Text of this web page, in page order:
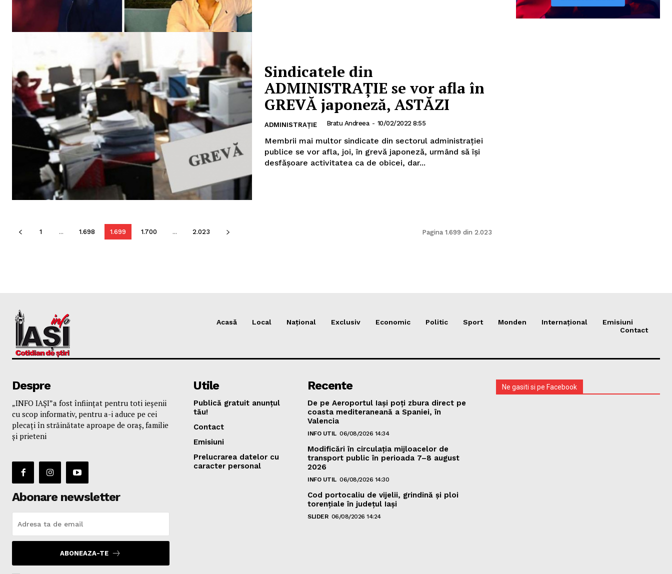
Sindicatele din
ADMINISTRAȚIE se vor afla în
GREVĂ japoneză, ASTĂZI
ADMINISTRAȚIE Bratu Andreea - 10/02/2022 8:55
Membrii mai multor sindicate din sectorul administraţiei
publice se vor afla, joi, în grevă japoneză, urmând să îşi
desfăşoare activitatea ca de obicei, dar...
1 ... 1.698 1.699 1.700 ... 2.023 Pagina 1.699 din 2.023
Acasă Local Național Exclusiv Economic Politic Sport Monden Internațional
Emisiuni
Contact
Despre
„INFO IAȘI”a fost înfiinţat pentru toti ieşenii
cu scop informativ, pentru a-i aduce pe cei
plecaţi în străinătate aproape de oraş, familie
și prieteni
Abonare newsletter
ABONEAZA-TE
Utile
Publică gratuit anunțul
tău!
Contact
Emisiuni
Prelucrarea datelor cu
caracter personal
Recente
De pe Aeroportul Iași poți zbura direct pe
coasta mediteraneană a Spaniei, în
Valencia
INFO UTIL 06/08/2026 14:34
Modificări în circulația mijloacelor de
transport public în perioada 7–8 august
2026
INFO UTIL 06/08/2026 14:30
Cod portocaliu de vijelii, grindină şi ploi
torenţiale în judeţul Iași
SLIDER 06/08/2026 14:24
Ne gasiti si pe Facebook